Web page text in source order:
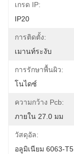
เกรด IP:
IP20
การติดตั้ง:
เมานท์ระงับ
การรักษาพื้นผิว:
โนไดซ์
ความกว้าง Pcb:
ภายใน 27.0 มม
วัสดุอัล:
อลูมิเนียม 6063-T5